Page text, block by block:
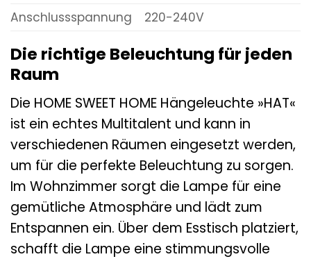
Anschlussspannung
220-240V
Die richtige Beleuchtung für jeden
Raum
Die HOME SWEET HOME Hängeleuchte »HAT«
ist ein echtes Multitalent und kann in
verschiedenen Räumen eingesetzt werden,
um für die perfekte Beleuchtung zu sorgen.
Im Wohnzimmer sorgt die Lampe für eine
gemütliche Atmosphäre und lädt zum
Entspannen ein. Über dem Esstisch platziert,
schafft die Lampe eine stimmungsvolle